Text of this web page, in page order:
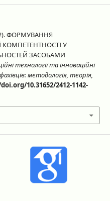
ФОРМУВАННЯ
У
ЗАСОБАМИ
технології та інноваційні
методологія, теорія,
10.31652/2412-1142-